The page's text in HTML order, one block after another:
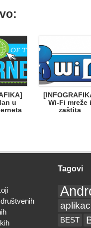
u
Wi-Fi mreže
zaštita
Tagovi
BEST